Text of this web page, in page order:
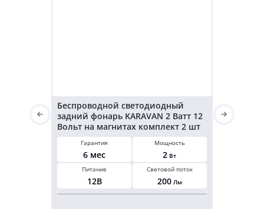
Беспроводной светодиодный
задний фонарь KARAVAN 2 Ватт 12
Вольт на магнитах комплект 2 шт
Гарантия
6 мес
Мощность
2 Вт
Питание
12В
Световой поток
200 Лм